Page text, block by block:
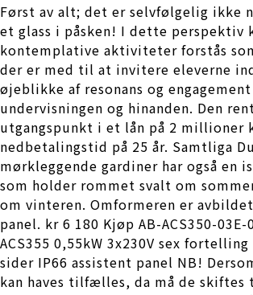
Først av alt; det er selvfølgelig ikke
et glass i påsken! I dette perspektiv
kontemplative aktiviteter forstås
der er med til at invitere eleverne
øjeblikke af resonans og
undervisningen og hinanden. Den
utgangspunkt i et lån på 2 millioner
nedbetalingstid på 25 år. Samtliga
mørkleggende gardiner har også en
som holder rommet svalt om
om vinteren. Omformeren er
panel. kr 6 180 Kjøp AB-ACS350-03E-
ACS355 0,55kW 3x230V sex
sider IP66 assistent panel NB!
kan haves tilfælles, da må de